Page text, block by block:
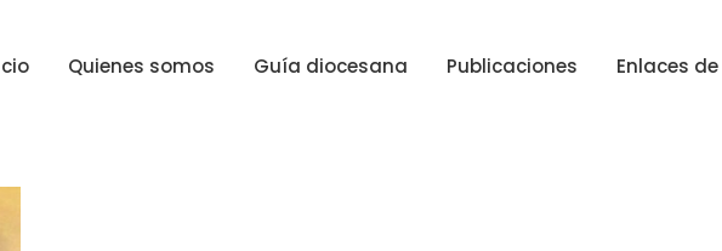
Quienes somos Guía diocesana Publicaciones Enlaces